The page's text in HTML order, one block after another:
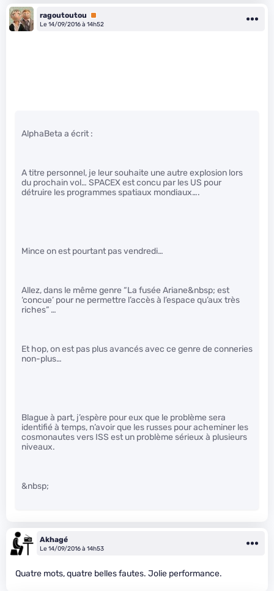
ragoutoutou
Premium
Le 14/09/2016 à 14h52
AlphaBeta a écrit :
A titre personnel, je leur souhaite une autre explosion lors
du prochain vol… SPACEX est concu par les US pour
détruire les programmes spatiaux mondiaux….
Mince on est pourtant pas vendredi…
Allez, dans le même genre “La fusée Ariane&nbsp; est
‘concue’ pour ne permettre l’accès à l’espace qu’aux très
riches” …
Et hop, on est pas plus avancés avec ce genre de conneries
non-plus…
Blague à part, j’espère pour eux que le problème sera
identifié à temps, n’avoir que les russes pour acheminer les
cosmonautes vers ISS est un problème sérieux à plusieurs
niveaux.
&nbsp;
Akhagé
Le 14/09/2016 à 14h53
Quatre mots, quatre belles fautes. Jolie performance.